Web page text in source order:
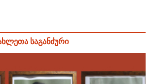
საგანძური